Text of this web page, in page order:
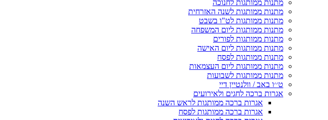
מתנות ממותגות לחנוכה
מתנות ממותגות לשנה האזרחית
מתנות ממותגות לט"ו בשבט
מתנות ממותגות ליום המשפחה
מתנות ממותגות לפורים
מתנות ממותגות ליום האישה
מתנות ממותגות לפסח
מתנות ממותגות ליום העצמאות
מתנות ממותגות לשבועות
ט׳׳ו באב / וולנטיין דיי
אגרות ברכה לחגים ולאירועים
אגרות ברכה ממותגות לראש השנה
אגרות ברכה ממותגות לפסח